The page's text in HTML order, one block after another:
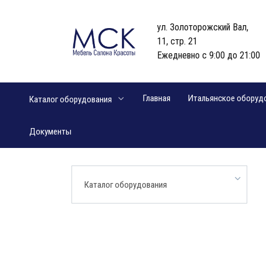
ул. Золоторожский Вал,
11, стр. 21
Ежедневно с 9:00 до 21:00
Каталог оборудования Главная Итальянское
Документы
Каталог оборудования